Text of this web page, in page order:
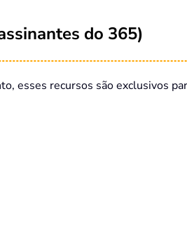
do 365)
esses recursos são exclusivos